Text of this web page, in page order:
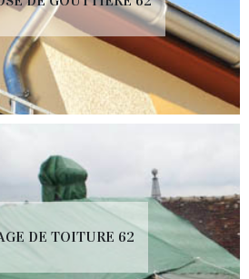
DE TOITURE 62